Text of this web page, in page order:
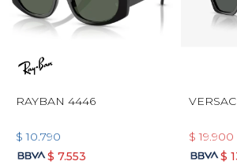
RAYBAN 4446
$ 10.790
$ 7.553
$ 19.900
$